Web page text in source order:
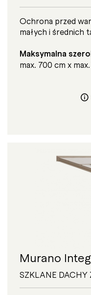
Ochrona przed
małych i średnich
Maksymalna
max. 700 cm x
Murano
SZKLANE